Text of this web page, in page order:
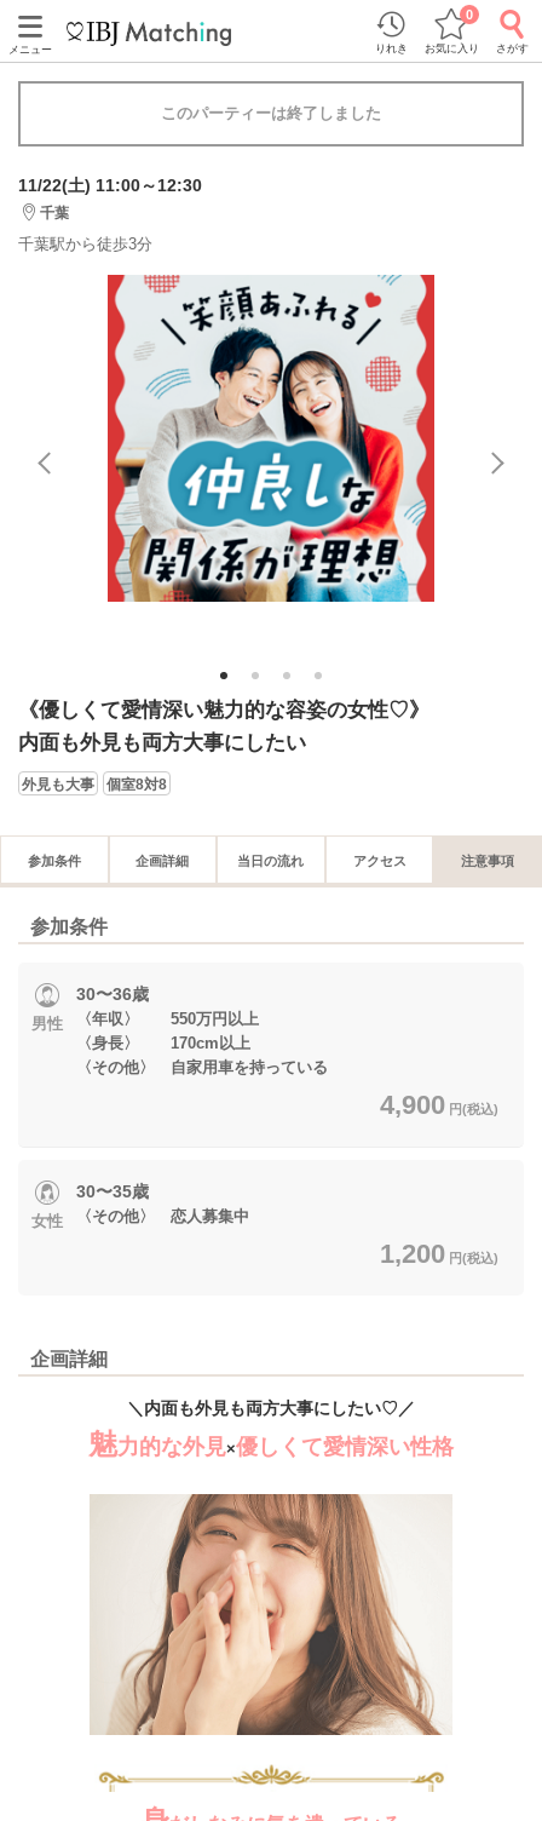
メニュー りれき お気に入り
0
さがす
このパーティーは終了しました
11/22(土) 11:00～12:30
千葉
千葉駅から徒歩3分
1 2 3 4
《優しくて愛情深い魅力的な容姿の女性♡》
内面も外見も両方大事にしたい
外見も大事 個室8対8
参加条件 企画詳細 当日の流れ アクセス 注意事項
参加条件
男性
30〜36歳
〈年収〉 550万円以上
〈身長〉 170cm以上
〈その他〉 自家用車を持っている
4,900 円(税込)
女性
30〜35歳
〈その他〉 恋人募集中
1,200 円(税込)
企画詳細
＼内面も外見も両方大事にしたい♡／
魅力的な外見×優しくて愛情深い性格